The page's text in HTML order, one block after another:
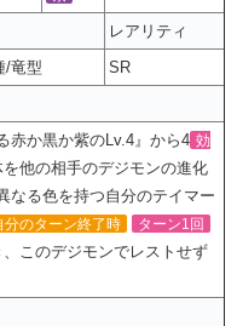
レアリティ
/竜型
SR
赤か黒か紫のLv.4』から4 効
を他の相手のデジモンの進化
なる色を持つ自分のテイマー
分のターン終了時 ターン1回
このデジモンでレストせず